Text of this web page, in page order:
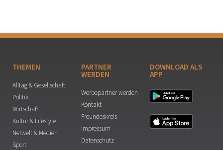
THEMEN
Alltag & Gesellschaft
Politik
Wirtschaft
Kultur & Lifestyle
Netwelt & Medien
Sport
PARTNER
WERDEN
Werbepartner werden
Kontakt
Freundeskreis
Impressum
Datenschutz
DOWNLOAD ALS
APP